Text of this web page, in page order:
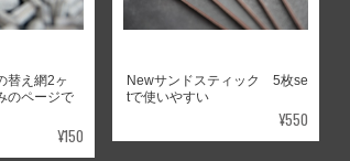
替え網2ヶ
のページで
¥150
Newサンドスティック 5枚se
tで使いやすい
¥550